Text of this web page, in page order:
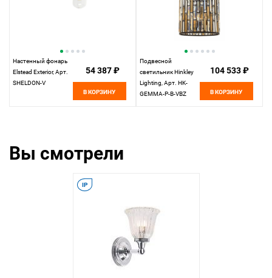
Настенный фонарь
Elstead Exterior, Арт.
SHELDON-V
54 387 ₽
В КОРЗИНУ
Подвесной
светильник Hinkley
Lighting, Арт. HK-
GEMMA-P-B-VBZ
104 533 ₽
В КОРЗИНУ
Вы смотрели
IP